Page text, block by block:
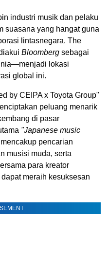
industri musik dan pelaku
suasana yang hangat guna
lintasnegara. The
Bloomberg sebagai
lokasi
global ini.
by CEIPA x Toyota Group"
peluang menarik
di pasar
"Japanese music
pencarian
musisi muda, serta
para kreator
meraih kesuksesan